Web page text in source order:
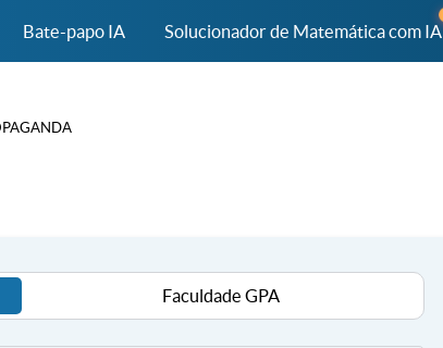
Bate-papo IA Solucionador de Matemática com IA
Faculdade GPA